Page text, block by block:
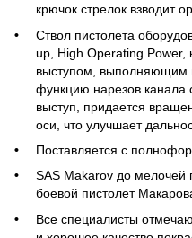
крючок стрелок взводит
Ствол пистолета
up, High Operating Power,
выступом, выполняющим
функцию нарезов канала
выступ, придается
оси, что улучшает
Поставляется с
SAS Makarov до мелочей
боевой пистолет
Все специалисты